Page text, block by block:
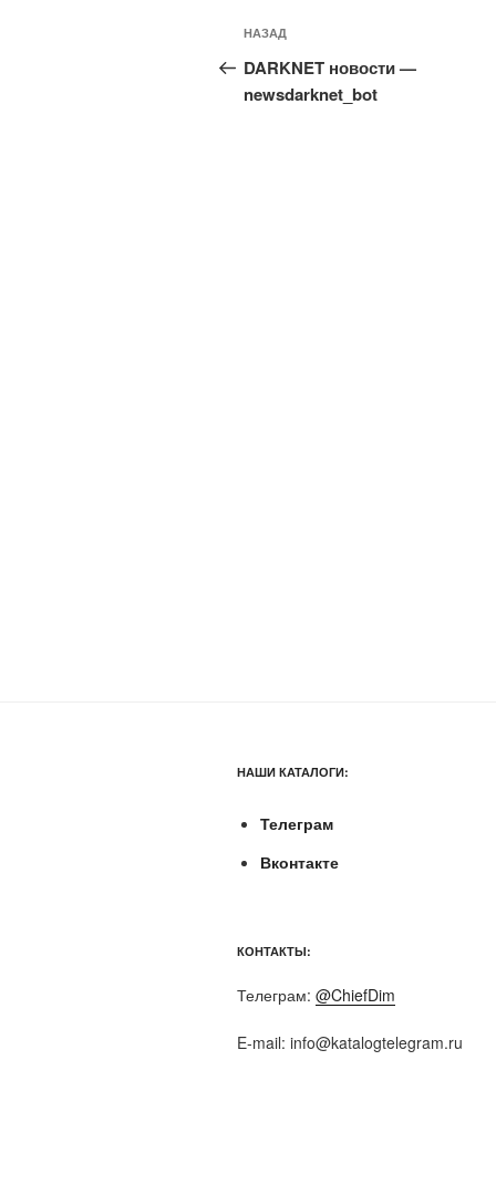
Навигация
по
записям
Предыдущая
запись:
НАЗАД
DARKNET новости —
newsdarknet_bot
НАШИ КАТАЛОГИ:
Телеграм
Вконтакте
КОНТАКТЫ:
Телеграм: @ChiefDim
E-mail: info@katalogtelegram.ru